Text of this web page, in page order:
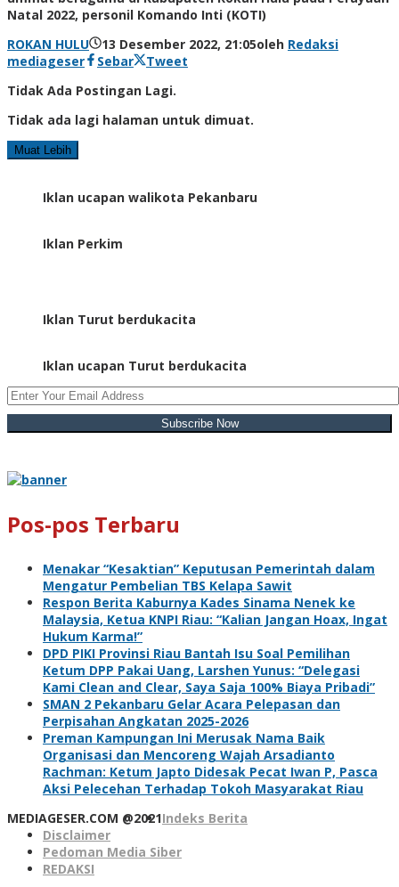
Natal 2022, personil Komando Inti (KOTI)
ROKAN HULU
13 Desember 2022, 21:05oleh Redaksi
mediageser
Sebar
Tweet
Tidak Ada Postingan Lagi.
Tidak ada lagi halaman untuk dimuat.
Muat Lebih
Iklan ucapan walikota Pekanbaru
Iklan Perkim
Iklan Turut berdukacita
Iklan ucapan Turut berdukacita
Pos-pos Terbaru
Menakar “Kesaktian” Keputusan Pemerintah dalam
Mengatur Pembelian TBS Kelapa Sawit
Respon Berita Kaburnya Kades Sinama Nenek ke
Malaysia, Ketua KNPI Riau: “Kalian Jangan Hoax, Ingat
Hukum Karma!”
DPD PIKI Provinsi Riau Bantah Isu Soal Pemilihan
Ketum DPP Pakai Uang, Larshen Yunus: “Delegasi
Kami Clean and Clear, Saya Saja 100% Biaya Pribadi”
SMAN 2 Pekanbaru Gelar Acara Pelepasan dan
Perpisahan Angkatan 2025-2026
Preman Kampungan Ini Merusak Nama Baik
Organisasi dan Mencoreng Wajah Arsadianto
Rachman: Ketum Japto Didesak Pecat Iwan P, Pasca
Aksi Pelecehan Terhadap Tokoh Masyarakat Riau
MEDIAGESER.COM @2021Indeks Berita
Disclaimer
Pedoman Media Siber
REDAKSI